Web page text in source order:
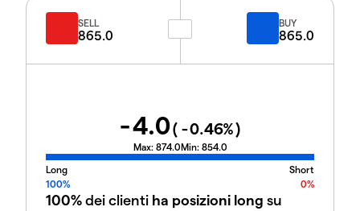
SELL
865.0
BUY
865.0
-4.0( -0.46%)
Max: 874.0Min: 854.0
Long
Short
100%
0%
100%dei clienti ha posizioni long su